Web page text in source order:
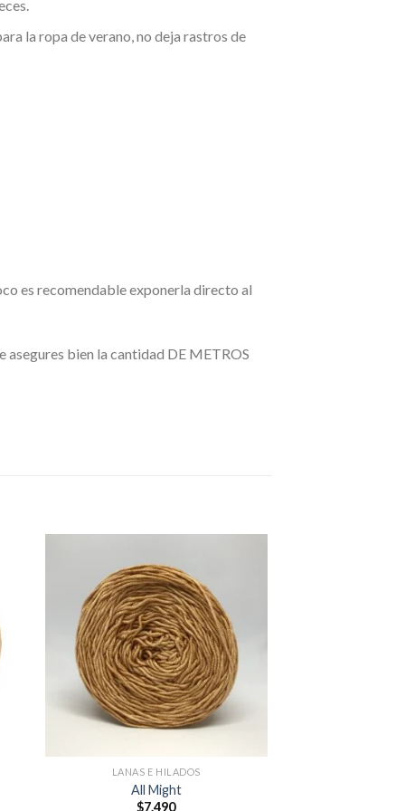
la ropa de verano, no deja rastros de
es recomendable exponerla directo al
bien la cantidad DE METROS
LANAS E HILADOS
All Might
$7.490